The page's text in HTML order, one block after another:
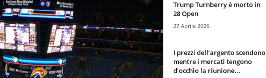
Trump Turnberry è morto in
28 Open
27 Aprile 2026
I prezzi dell’argento scendono
mentre i mercati tengono
d’occhio la riunione...